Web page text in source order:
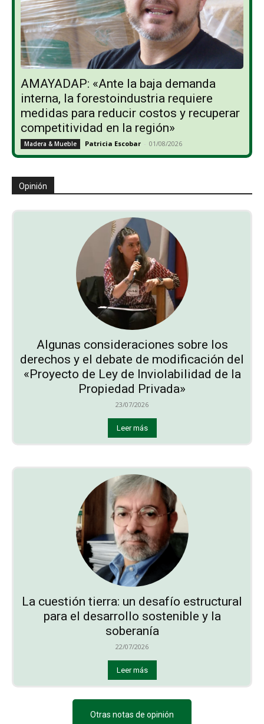
AMAYADAP: «Ante la baja demanda
interna, la forestoindustria requiere
medidas para reducir costos y recuperar
competitividad en la región»
Madera & Mueble Patricia Escobar - 01/08/2026
Opinión
Algunas consideraciones sobre los
derechos y el debate de modificación del
«Proyecto de Ley de Inviolabilidad de la
Propiedad Privada»
23/07/2026
Leer más
La cuestión tierra: un desafío estructural
para el desarrollo sostenible y la
soberanía
22/07/2026
Leer más
Otras notas de opinión